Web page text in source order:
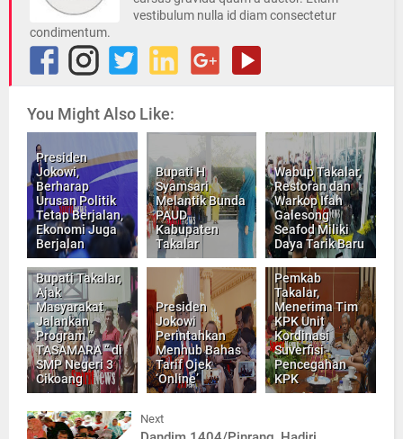
vestibulum nulla id diam consectetur
condimentum.
You Might Also Like:
Presiden
Jokowi,
Berharap
Urusan Politik
Tetap Berjalan,
Ekonomi Juga
Berjalan
Bupati H
Syamsari
Melantik Bunda
PAUD
Kabupaten
Takalar
Wabup Takalar,
Restoran dan
Warkop Ifah
Galesong
Seafod Miliki
Daya Tarik Baru
Bupati Takalar,
Ajak
Masyarakat
Jalankan
Program “
TASAMARA “ di
SMP Negeri 3
Cikoang
Presiden
Jokowi
Perintahkan
Menhub Bahas
Tarif Ojek
‘Online’
Pemkab
Takalar,
Menerima Tim
KPK Unit
Kordinasi
Suverfisi
Pencegahan
KPK
Next